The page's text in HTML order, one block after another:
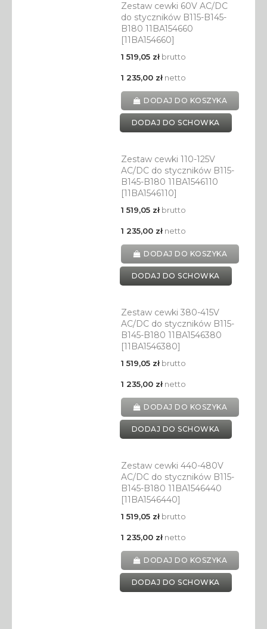
Zestaw cewki 60V AC/DC
do styczników B115-B145-
B180 11BA154660
[11BA154660]
1 519,05 złbrutto
1 235,00 złnetto
DODAJ DO KOSZYKA
DODAJ DO SCHOWKA
Zestaw cewki 110-125V
AC/DC do styczników B115-
B145-B180 11BA1546110
[11BA1546110]
1 519,05 złbrutto
1 235,00 złnetto
DODAJ DO KOSZYKA
DODAJ DO SCHOWKA
Zestaw cewki 380-415V
AC/DC do styczników B115-
B145-B180 11BA1546380
[11BA1546380]
1 519,05 złbrutto
1 235,00 złnetto
DODAJ DO KOSZYKA
DODAJ DO SCHOWKA
Zestaw cewki 440-480V
AC/DC do styczników B115-
B145-B180 11BA1546440
[11BA1546440]
1 519,05 złbrutto
1 235,00 złnetto
DODAJ DO KOSZYKA
DODAJ DO SCHOWKA